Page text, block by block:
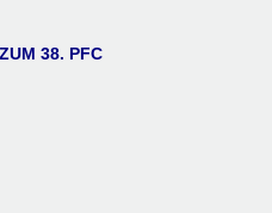
38. PFC